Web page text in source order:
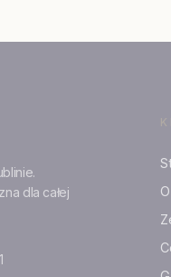
dla całej